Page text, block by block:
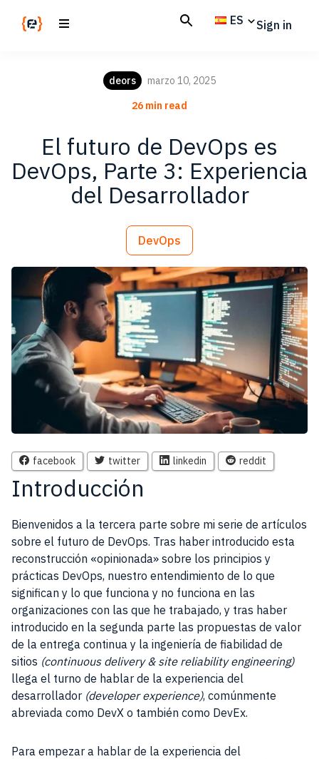
ES Sign in
deors
marzo 10, 2025
26 min read
El futuro de DevOps es
DevOps, Parte 3: Experiencia
del Desarrollador
DevOps
facebook twitter linkedin reddit
Introducción
Bienvenidos a la tercera parte sobre mi serie de artículos
sobre el futuro de DevOps. Tras haber introducido esta
reconstrucción «opinionada» sobre los principios y
prácticas DevOps, nuestro entendimiento de lo que
significan y lo que funciona y no funciona en las
organizaciones con las que he trabajado, y tras haber
introducido en la segunda parte las propuestas de valor
de la entrega continua y la ingeniería de fiabilidad de
sitios (continuous delivery & site reliability engineering)
llega el turno de hablar de la experiencia del
desarrollador (developer experience), comúnmente
abreviada como DevX o también como DevEx.
Para empezar a hablar de la experiencia del